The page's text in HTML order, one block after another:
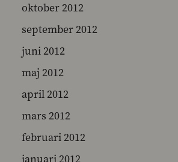
oktober 2012
september 2012
juni 2012
maj 2012
april 2012
mars 2012
februari 2012
januari 2012